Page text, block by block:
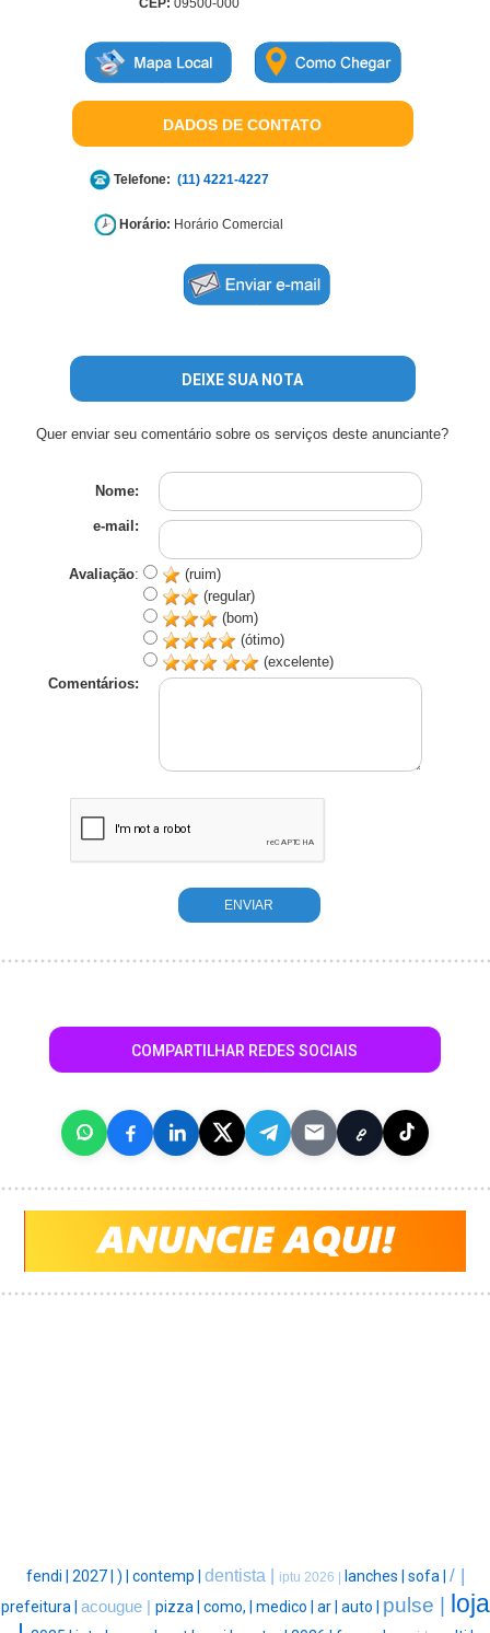
DADOS DE CONTATO
Telefone: (11) 4221-4227
Horário: Horário Comercial
DEIXE SUA NOTA
Quer enviar seu comentário sobre os serviços deste anunciante?
Nome:
e-mail:
Avaliação:
(ruim)
(regular)
(bom)
(ótimo)
(excelente)
Comentários:
COMPARTILHAR REDES SOCIAIS
fendi | 2027 | ) | contemp | dentista | iptu 2026 | lanches | sofa | / |
prefeitura | acougue | pizza | como, | medico | ar | auto | pulse |
loja